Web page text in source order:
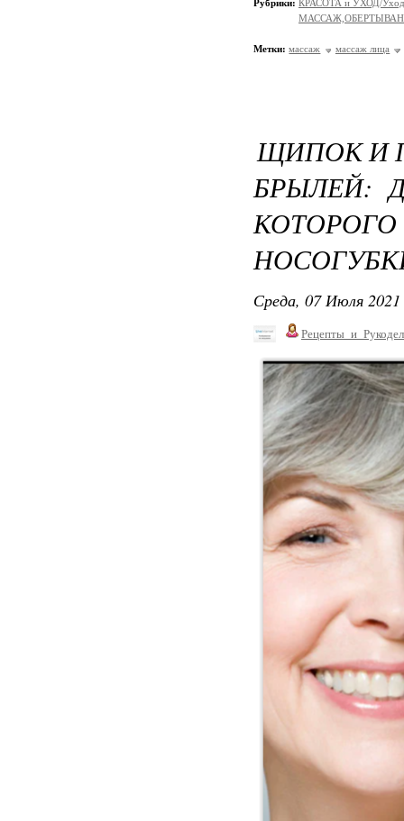
Рубрики: КРАСОТА и УХОД/Уход
Метки: массаж массаж лица
ЩИПОК И
БРЫЛЕЙ:
Среда, 07 Июля